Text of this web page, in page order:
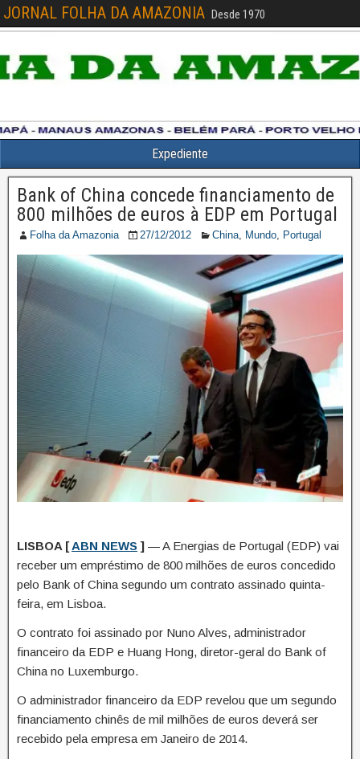
JORNAL FOLHA DA AMAZONIA Desde 1970
Expediente
Bank of China concede financiamento de
800 milhões de euros à EDP em Portugal
Folha da Amazonia 27/12/2012 China, Mundo, Portugal
LISBOA [ABN NEWS ] — A Energias de Portugal (EDP) vai
receber um empréstimo de 800 milhões de euros concedido
pelo Bank of China segundo um contrato assinado quinta-
feira, em Lisboa.
O contrato foi assinado por Nuno Alves, administrador
financeiro da EDP e Huang Hong, diretor-geral do Bank of
China no Luxemburgo.
O administrador financeiro da EDP revelou que um segundo
financiamento chinês de mil milhões de euros deverá ser
recebido pela empresa em Janeiro de 2014.